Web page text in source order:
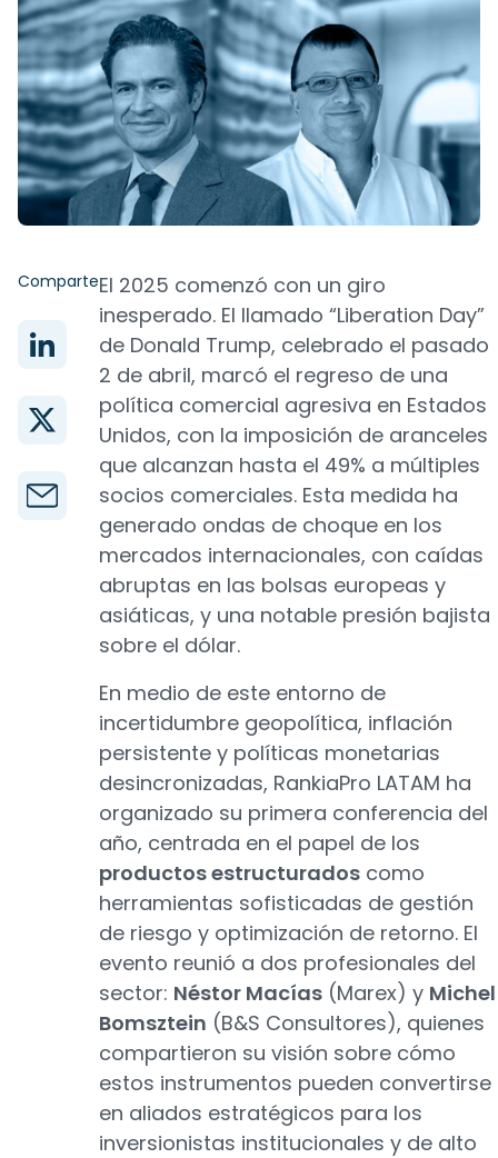
ComparteEl 2025 comenzó con un giro
inesperado. El llamado “Liberation Day”
de Donald Trump, celebrado el pasado
2 de abril, marcó el regreso de una
política comercial agresiva en Estados
Unidos, con la imposición de aranceles
que alcanzan hasta el 49% a múltiples
socios comerciales. Esta medida ha
generado ondas de choque en los
mercados internacionales, con caídas
abruptas en las bolsas europeas y
asiáticas, y una notable presión bajista
sobre el dólar.
En medio de este entorno de
incertidumbre geopolítica, inflación
persistente y políticas monetarias
desincronizadas, RankiaPro LATAM ha
organizado su primera conferencia del
año, centrada en el papel de los
productos estructurados como
herramientas sofisticadas de gestión
de riesgo y optimización de retorno. El
evento reunió a dos profesionales del
sector: Néstor Macías (Marex) y Michel
Bomsztein (B&S Consultores), quienes
compartieron su visión sobre cómo
estos instrumentos pueden convertirse
en aliados estratégicos para los
inversionistas institucionales y de alto